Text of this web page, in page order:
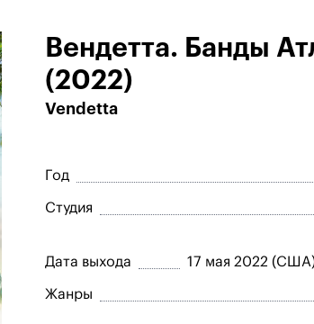
Вендетта. Банды
(2022)
Vendetta
Год
Студия
Дата выхода 17 мая 2022
Жанры